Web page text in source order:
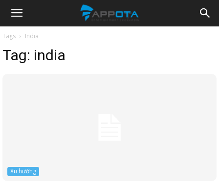
Appota
News
Tags India
Tag: india
Xu hướng